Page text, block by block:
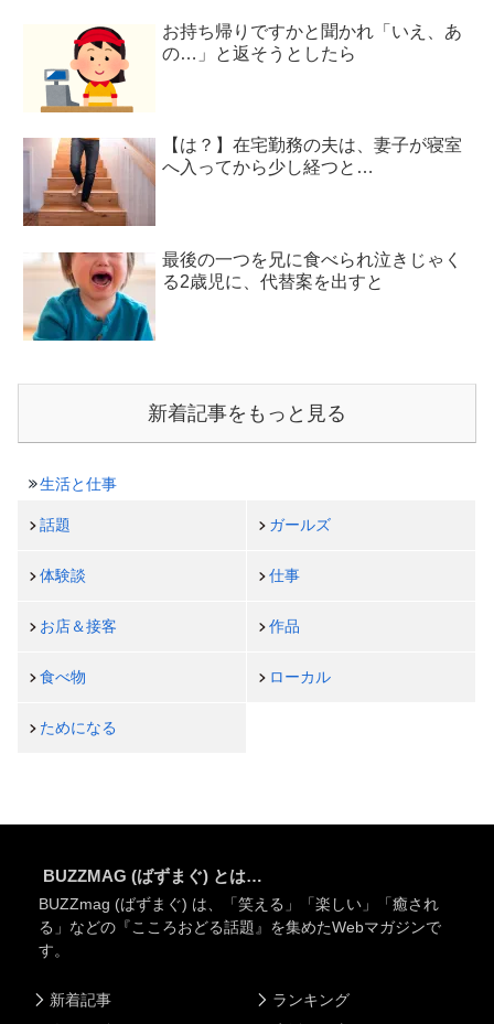
お持ち帰りですかと聞かれ「いえ、あ
の…」と返そうとしたら
【は？】在宅勤務の夫は、妻子が寝室
へ入ってから少し経つと…
最後の一つを兄に食べられ泣きじゃく
る2歳児に、代替案を出すと
新着記事をもっと見る
生活と仕事
話題 ガールズ
体験談 仕事
お店＆接客 作品
食べ物 ローカル
ためになる
BUZZMAG (ばずまぐ) とは…
BUZZmag (ばずまぐ) は、「笑える」「楽しい」「癒され
る」などの『こころおどる話題』を集めたWebマガジンで
す。
新着記事
ランキング